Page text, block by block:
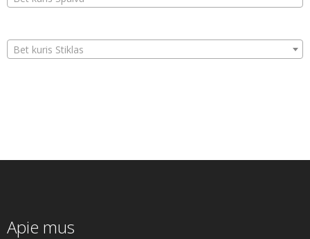
Bet kuris Stiklas
Apie mus